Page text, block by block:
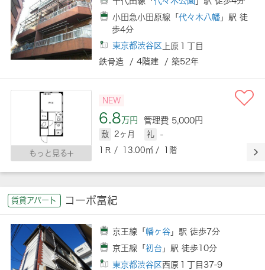
小田急小田原線「代々木八幡 」駅 徒
歩4分
東京都渋谷区
上原１丁目
鉄骨造 / 4階建 / 築52年
もっと見る
NEW
6.8万円 管理費 5,000円
敷 2ヶ月 礼
-
1Ｒ / 13.00㎡ / 1階
賃貸アパート コーポ富紀
京王線「 幡ヶ谷 」駅 徒歩7分
京王線「初台 」駅 徒歩10分
東京都渋谷区 西原１丁目37-9